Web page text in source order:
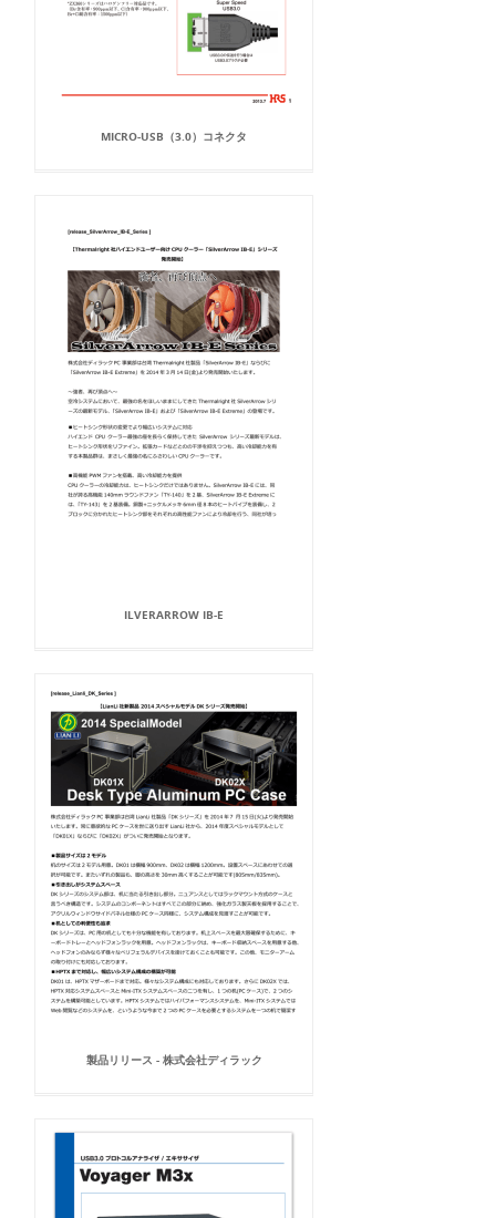
MICRO-USB（3.0）コネクタ
ILVERARROW IB-E
製品リリース - 株式会社ディラック